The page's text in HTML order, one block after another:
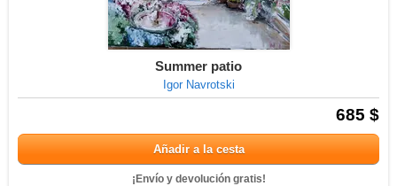
Summer patio
Igor Navrotski
685 $
Añadir a la cesta
¡Envío y devolución gratis!